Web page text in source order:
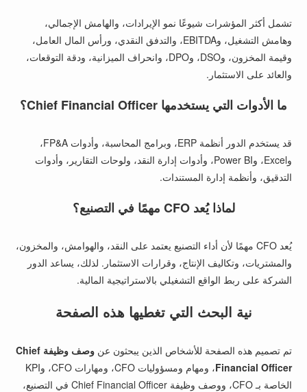
تشمل أكثر المؤشرات شيوعًا نمو الإيرادات، والهامش الإجمالي،
وهامش التشغيل، وEBITDA، والتدفق النقدي، ورأس المال العامل،
وقيمة المخزون، وDSO، وDPO، وانحراف الميزانية، ودقة التوقعات،
والعائد على الاستثمار.
ما الأدوات التي يستخدمها Chief Financial Officer؟
قد يستخدم الدور أنظمة ERP، وبرامج المحاسبة، وأدوات FP&A،
وExcel، وPower BI، وأدوات إدارة النقد، ولوحات التقارير، وأدوات
التدقيق، وأنظمة إدارة المستندات.
لماذا يُعد CFO مهمًا في التصنيع؟
يُعد CFO مهمًا لأن أداء التصنيع يعتمد على النقد، والهوامش، والمخزون،
والمشتريات، وتكاليف الإنتاج، وقرارات الاستثمار. لذلك، يساعد الدور
الشركة على ربط الواقع التشغيلي بالاستراتيجية المالية.
نية البحث التي تغطيها هذه الصفحة
تم تصميم هذه الصفحة للأشخاص الذين يبحثون عن
وصف وظيفة Chief
Financial Officer
، ومهام ومسؤوليات CFO، ومهارات CFO، وKPI
الخاصة بـ CFO، ووصف وظيفة Chief Financial Officer في التصنيع،